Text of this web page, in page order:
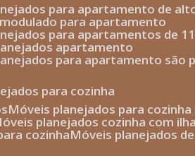
para apartamento de
modulado para apartamento
para apartamentos de
apartamento
para apartamento são
para cozinha
móveis planejados para
móveis planejados cozinha com
cozinha móveis planejados